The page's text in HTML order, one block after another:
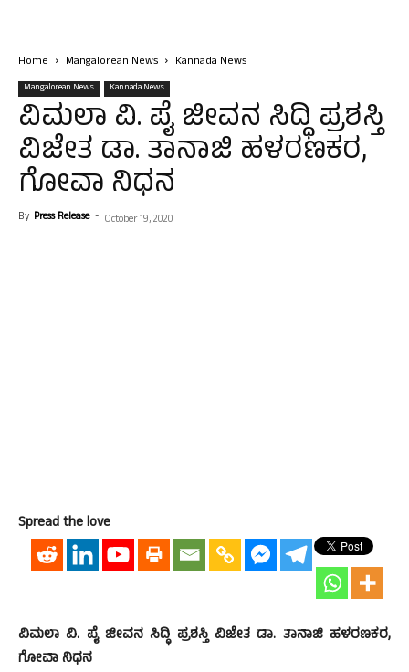
Home Mangalorean News Kannada News
Mangalorean News Kannada News
ವಿಮಲಾ ವಿ. ಪೈ ಜೀವನ ಸಿದ್ಧಿ ಪ್ರಶಸ್ತಿ
ವಿಜೇತ ಡಾ. ತಾನಾಜಿ ಹಳರಣಕರ,
ಗೋವಾ ನಿಧನ
By Press Release - October 19, 2020
Spread the love
ವಿಮಲಾ ವಿ. ಪೈ ಜೀವನ ಸಿದ್ಧಿ ಪ್ರಶಸ್ತಿ ವಿಜೇತ ಡಾ. ತಾನಾಜಿ ಹಳರಣಕರ,
ಗೋವಾ ನಿಧನ